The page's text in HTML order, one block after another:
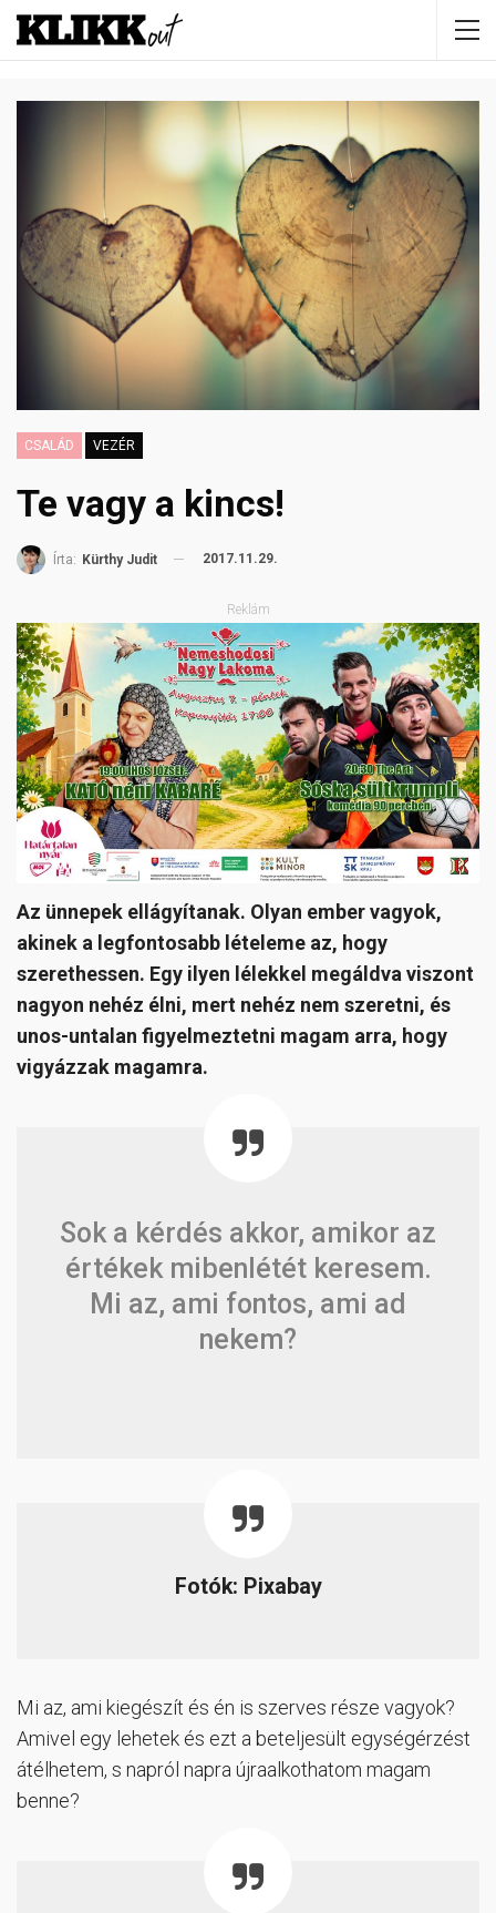
CSALÁD VEZÉR
Te vagy a kincs!
Írta: Kürthy Judit 2017.11.29.
Reklám
Az ünnepek ellágyítanak. Olyan ember vagyok,
akinek a legfontosabb lételeme az, hogy
szerethessen. Egy ilyen lélekkel megáldva viszont
nagyon nehéz élni, mert nehéz nem szeretni, és
unos-untalan figyelmeztetni magam arra, hogy
vigyázzak magamra.
Sok a kérdés akkor, amikor az
értékek mibenlétét keresem.
Mi az, ami fontos, ami ad
nekem?
Fotók: Pixabay
Mi az, ami kiegészít és én is szerves része vagyok?
Amivel egy lehetek és ezt a beteljesült egységérzést
átélhetem, s napról napra újraalkothatom magam
benne?